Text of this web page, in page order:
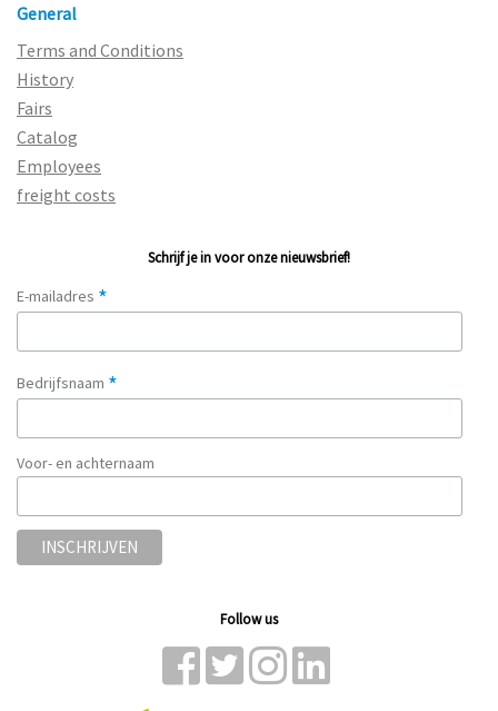
General
Terms and Conditions
History
Fairs
Catalog
Employees
freight costs
Schrijf je in voor onze nieuwsbrief!
E-mailadres *
Bedrijfsnaam *
Voor- en achternaam
Follow us